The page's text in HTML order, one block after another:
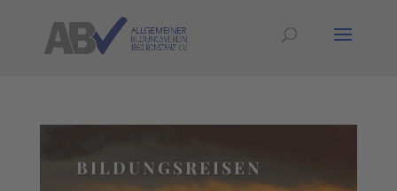
BILDUNGSREISEN